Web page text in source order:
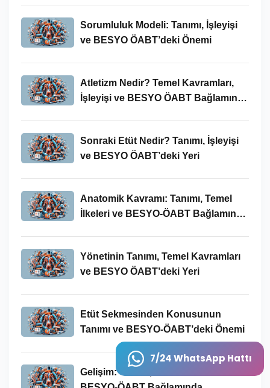
7/24 WhatsApp Hattı
Sorumluluk Modeli: Tanımı, İşleyişi
ve BESYO ÖABT’deki Önemi
Atletizm Nedir? Temel Kavramları,
İşleyişi ve BESYO ÖABT Bağlamında
Sonraki Etüt Nedir? Tanımı, İşleyişi
ve BESYO ÖABT’deki Yeri
Anatomik Kavramı: Tanımı, Temel
İlkeleri ve BESYO-ÖABT Bağlamında
Yönetinin Tanımı, Temel Kavramları
ve BESYO ÖABT’deki Yeri
Etüt Sekmesinden Konusunun
Tanımı ve BESYO-ÖABT’deki Önemi
Gelişim: Tanımı, Temel Kavramları ve